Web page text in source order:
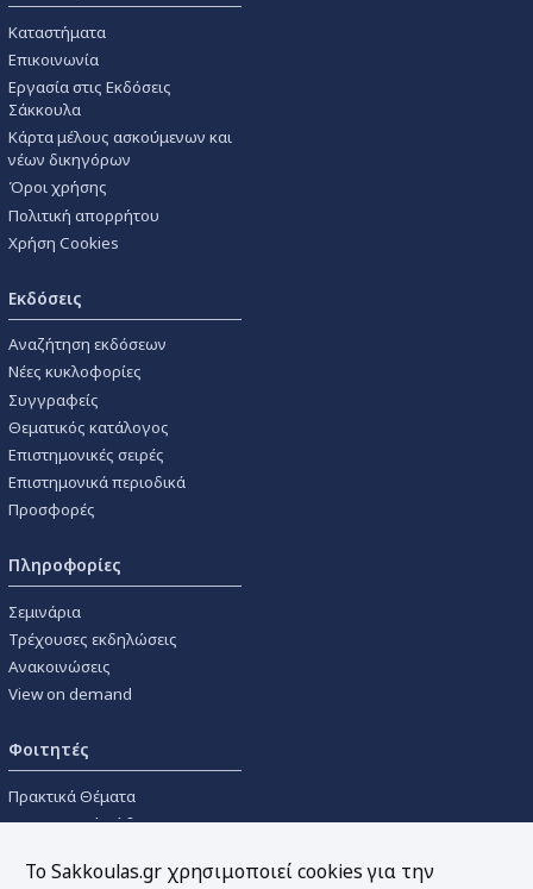
Καταστήματα
Επικοινωνία
Εργασία στις Εκδόσεις
Σάκκουλα
Κάρτα μέλους ασκούμενων και
νέων δικηγόρων
Όροι χρήσης
Πολιτική απορρήτου
Χρήση Cookies
Εκδόσεις
Αναζήτηση εκδόσεων
Νέες κυκλοφορίες
Συγγραφείς
Θεματικός κατάλογος
Επιστημονικές σειρές
Επιστημονικά περιοδικά
Προσφορές
Πληροφορίες
Σεμινάρια
Τρέχουσες εκδηλώσεις
Ανακοινώσεις
View on demand
Φοιτητές
Πρακτικά Θέματα
Οικονομικοί Κώδικες
Συγγραμμάτων
Το Sakkoulas.gr χρησιμοποιεί cookies για την